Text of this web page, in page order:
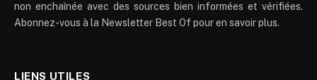
non enchaînée avec des sources bien informées et vérifiées.
Abonnez-vous à la Newsletter Best Of pour en savoir plus.
LIENS UTILES